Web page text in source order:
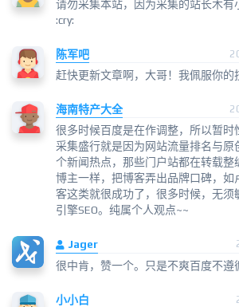
请勿采集本站，因为采集的站长木有
:cry:
陈军吧
赶快更新文章啊，大哥！我佩服你的
海南特产大全
很多时候百度是在作调整，所以暂时
采集盛行就是因为网站流量排名与原
个新闻热点，那些门户站都在转载整
博主一样，把博客弄出品牌口碑，如
客这类就很成功了，很多时候，无须
引擎SEO。纯属个人观点~~
Jager
很中肯，赞一个。只是不爽百度不遵
小小白